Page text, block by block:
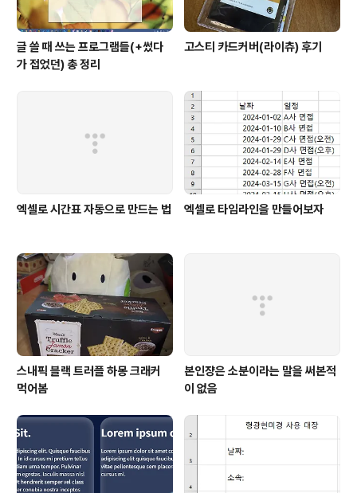
글 쓸 때 쓰는 프로그램들(+썼다
가 접었던) 총 정리
고스티 카드커버(라이츄) 후기
엑셀로 시간표 자동으로 만드는 법 엑셀로 타임라인을 만들어보자
스내픽 블랙 트러플 하몽 크래커
먹어봄
본인쟝은 소분이라는 말을 써본적
이 없음